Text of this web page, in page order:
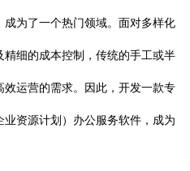
为了一个热门领域。面对多样化
细的成本控制，传统的手工或半
运营的需求。因此，开发一款专
资源计划）办公服务软件，成为